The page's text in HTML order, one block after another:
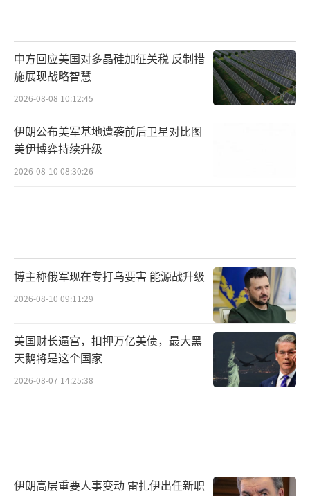
中方回应美国对多晶硅加征关税 反制措
施展现战略智慧
2026-08-08 10:12:45
伊朗公布美军基地遭袭前后卫星对比图
美伊博弈持续升级
2026-08-10 08:30:26
博主称俄军现在专打乌要害 能源战升级
2026-08-10 09:11:29
美国财长逼宫，扣押万亿美债，最大黑
天鹅将是这个国家
2026-08-07 14:25:38
伊朗高层重要人事变动 雷扎伊出任新职